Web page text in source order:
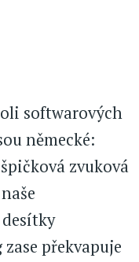
softwarových
německé:
zvuková
překvapuje